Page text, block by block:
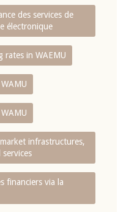
des services de
électronique
rates in WAEMU
infrastructures,
financiers via la